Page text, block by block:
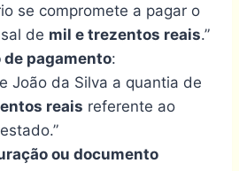
se compromete a pagar o
de mil e trezentos reais.”
de pagamento:
João da Silva a quantia de
reais referente ao
ou documento